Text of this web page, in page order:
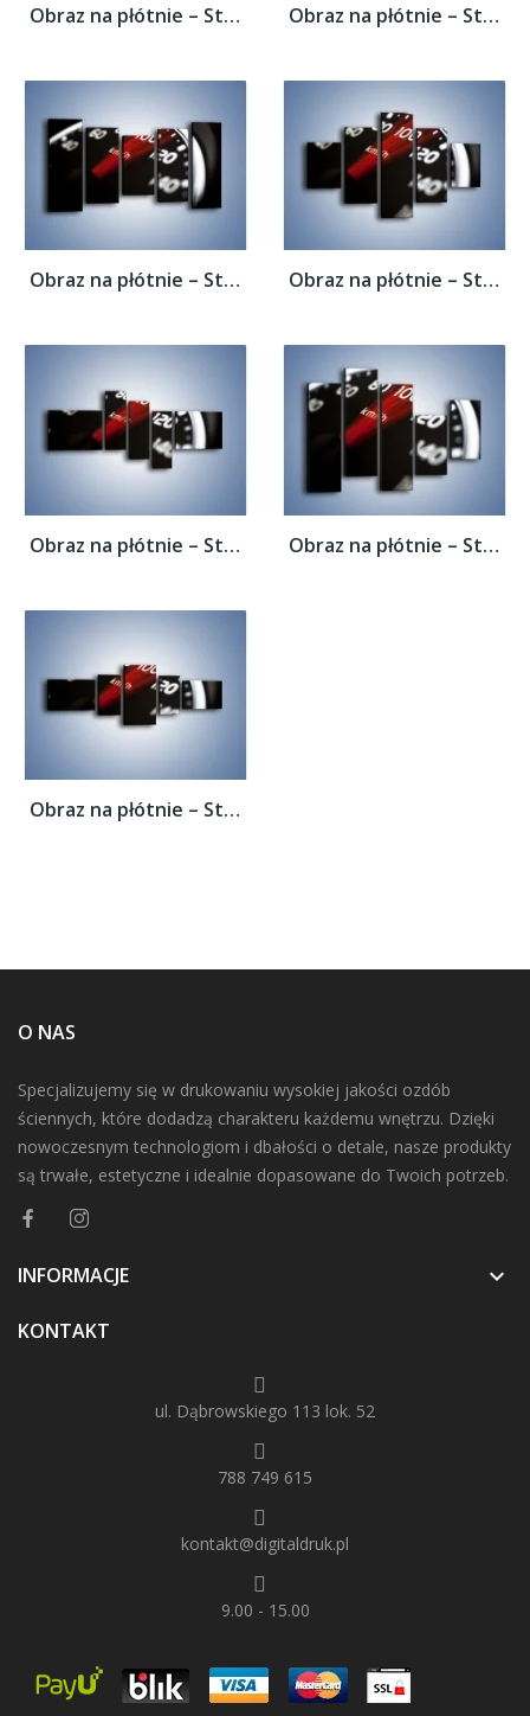
Obraz na płótnie – Sto kilometrów na... Obraz na płótnie – Sto kilometrów na...
Obraz na płótnie – Sto kilometrów na... Obraz na płótnie – Sto kilometrów na...
Obraz na płótnie – Sto kilometrów na... Obraz na płótnie – Sto kilometrów na...
Obraz na płótnie – Sto kilometrów na...
O NAS
Specjalizujemy się w drukowaniu wysokiej jakości ozdób
ściennych, które dodadzą charakteru każdemu wnętrzu. Dzięki
nowoczesnym technologiom i dbałości o detale, nasze produkty
są trwałe, estetyczne i idealnie dopasowane do Twoich potrzeb.
INFORMACJE 
KONTAKT
ul. Dąbrowskiego 113 lok. 52
788 749 615
kontakt@digitaldruk.pl
9.00 - 15.00